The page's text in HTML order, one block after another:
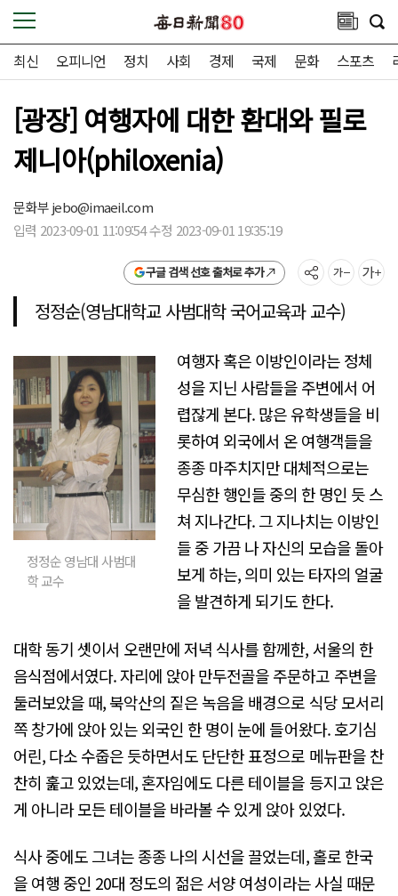
최신 오피니언 정치 사회 경제 국제 문화 스포츠
[광장] 여행자에 대한 환대와 필로
제니아(philoxenia)
문화부jebo@imaeil.com
입력 2023-09-01 11:09:54 수정 2023-09-01 19:35:19
구글 검색 선호 출처로 추가
정정순(영남대학교 사범대학 국어교육과 교수)
정정순 영남대 사범대
학 교수
여행자 혹은 이방인이라는 정체
성을 지닌 사람들을 주변에서 어
렵잖게 본다. 많은 유학생들을 비
롯하여 외국에서 온 여행객들을
종종 마주치지만 대체적으로는
무심한 행인들 중의 한 명인 듯 스
쳐 지나간다. 그 지나치는 이방인
들 중 가끔 나 자신의 모습을 돌아
보게 하는, 의미 있는 타자의 얼굴
을 발견하게 되기도 한다.
대학 동기 셋이서 오랜만에 저녁 식사를 함께한, 서울의 한
음식점에서였다. 자리에 앉아 만두전골을 주문하고 주변을
둘러보았을 때, 북악산의 짙은 녹음을 배경으로 식당 모서리
쪽 창가에 앉아 있는 외국인 한 명이 눈에 들어왔다. 호기심
어린, 다소 수줍은 듯하면서도 단단한 표정으로 메뉴판을 찬
찬히 훑고 있었는데, 혼자임에도 다른 테이블을 등지고 앉은
게 아니라 모든 테이블을 바라볼 수 있게 앉아 있었다.
식사 중에도 그녀는 종종 나의 시선을 끌었는데, 홀로 한국
을 여행 중인 20대 정도의 젊은 서양 여성이라는 사실 때문